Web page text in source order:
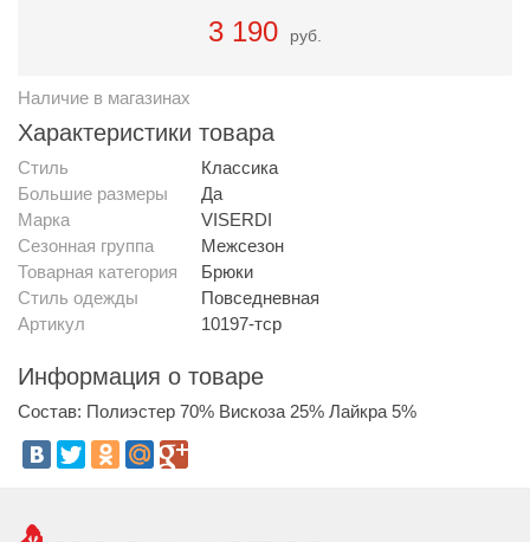
3 190 руб.
Наличие в магазинах
Характеристики товара
Стиль
Классика
Большие размеры
Да
Марка
VISERDI
Сезонная группа
Межсезон
Товарная категория
Брюки
Стиль одежды
Повседневная
Артикул
10197-тср
Информация о товаре
Состав: Полиэстер 70% Вискоза 25% Лайкра 5%